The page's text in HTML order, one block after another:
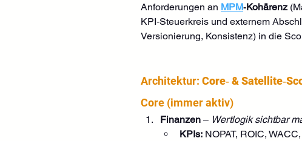
Anforderungen an MPM‑Kohärenz
KPI‑Steuerkreis und externem
Versionierung, Konsistenz) in die
Architektur: Core‑ &
Core (immer aktiv)
Finanzen – Wertlogik sichtbar
KPIs: NOPAT, ROIC, WACC,